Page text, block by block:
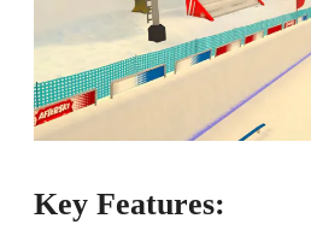
Key Features: